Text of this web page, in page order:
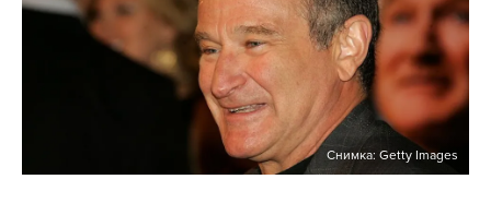
Снимка: Getty Images